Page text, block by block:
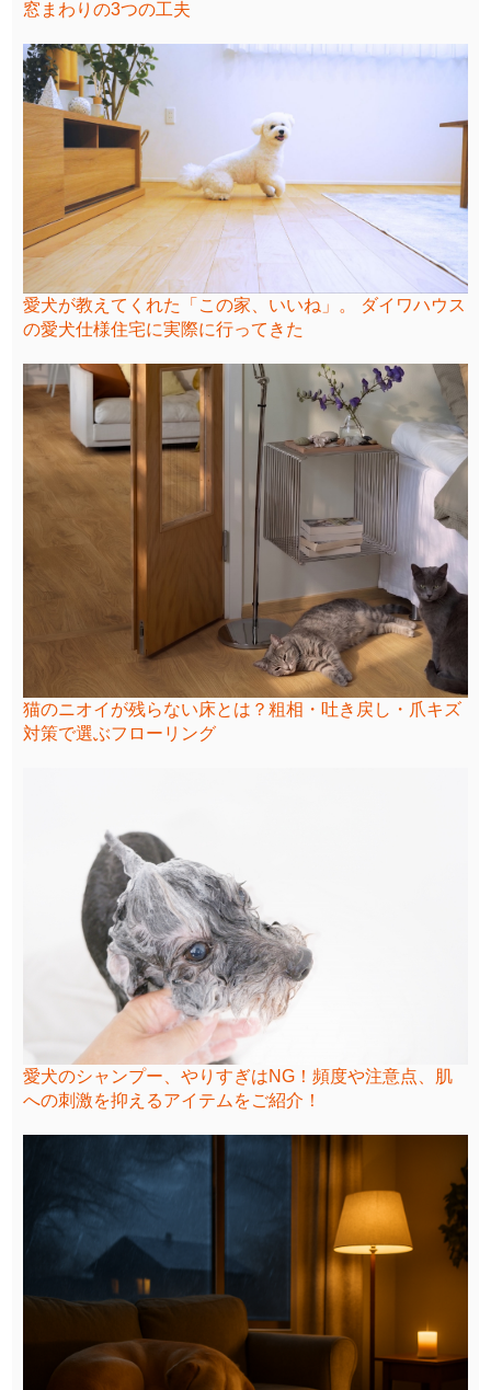
窓まわりの3つの工夫
愛犬が教えてくれた「この家、いいね」。 ダイワハウス
の愛犬仕様住宅に実際に行ってきた
猫のニオイが残らない床とは？粗相・吐き戻し・爪キズ
対策で選ぶフローリング
愛犬のシャンプー、やりすぎはNG！頻度や注意点、肌
への刺激を抑えるアイテムをご紹介！